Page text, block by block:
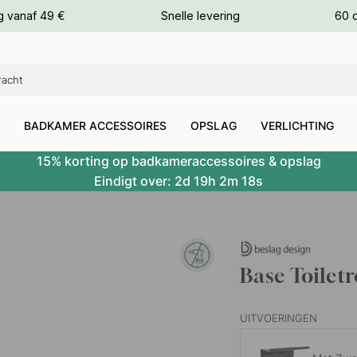
vanaf 49 € Snelle levering 60
BADKAMER ACCESSOIRES OPSLAG VERLICHTING
15% korting op badkameraccessoires & opslag
Eindigt over: 2d 19h 2m 17s
Base
UITVOERINGEN